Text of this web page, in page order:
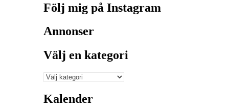
Följ mig på Instagram
Annonser
Välj en kategori
Välj
kategori
Kalender